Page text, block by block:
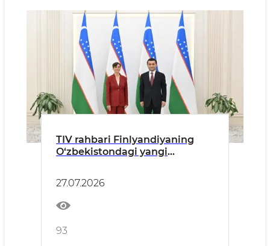
TIV rahbari Finlyandiyaning
O‘zbekistondagi yangi
27.07.2026
93